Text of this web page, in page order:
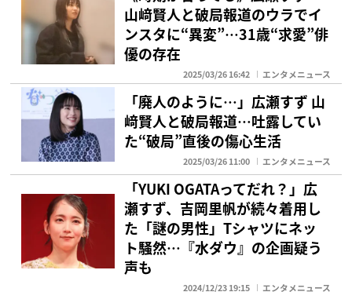
山﨑賢人と破局報道のウラでイ
ンスタに“異変”…31歳“求愛”俳
優の存在
2025/03/26 16:42 エンタメニュース
「廃人のように…」広瀬すず 山
﨑賢人と破局報道…吐露してい
た“破局”直後の傷心生活
2025/03/26 11:00 エンタメニュース
「YUKI OGATAってだれ？」広
瀬すず、吉岡里帆が続々着用し
た「謎の男性」Tシャツにネッ
ト騒然…『水ダウ』の企画疑う
声も
2024/12/23 19:15 エンタメニュース